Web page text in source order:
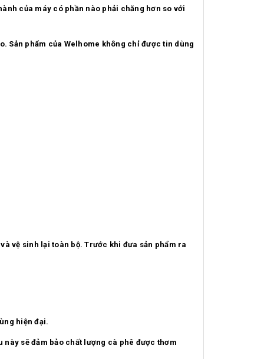
của máy có phần nào phải chăng hơn so với
Sản phẩm của Welhome không chỉ được tin dùng
vệ sinh lại toàn bộ. Trước khi đưa sản phẩm ra
hiện đại.
sẽ đảm bảo chất lượng cà phê được thơm